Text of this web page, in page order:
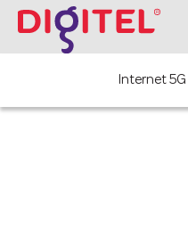
Internet 5G